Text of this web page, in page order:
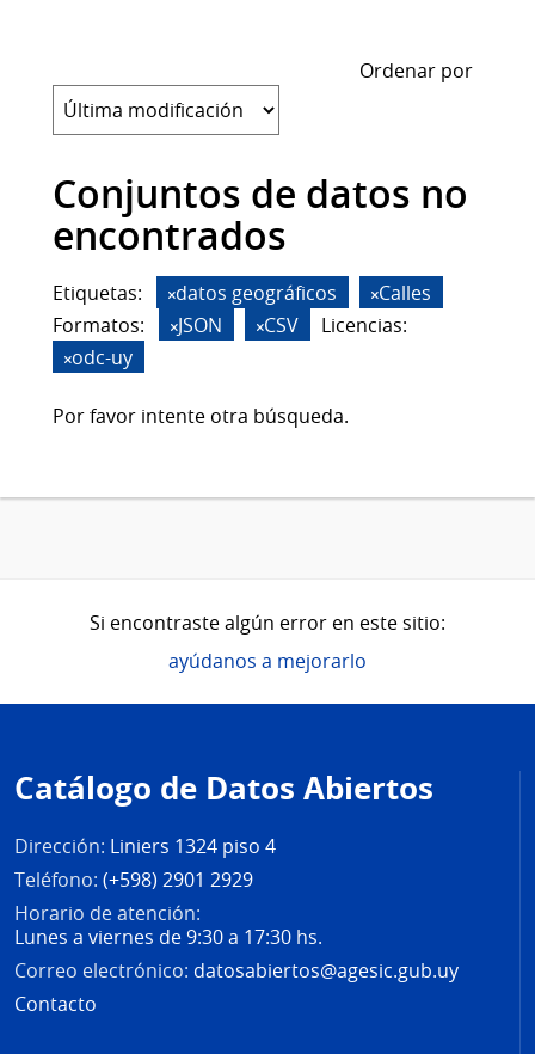
Ordenar por
Conjuntos de datos no
encontrados
Etiquetas: datos geográficos
Calles
Formatos:
JSON CSV
Licencias:
odc-uy
Por favor intente otra búsqueda.
Si encontraste algún error en este sitio:
ayúdanos a mejorarlo
de
página
Catálogo de Datos Abiertos
Dirección: Liniers 1324 piso 4
Teléfono: (+598) 2901 2929
Horario de atención:
Lunes a viernes de 9:30 a 17:30 hs.
Correo electrónico: datosabiertos@agesic.gub.uy
Contacto